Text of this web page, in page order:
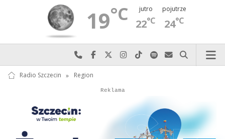
19°C jutro
22°C
pojutrze
24°C
Najlepiej po prostu do nas zadzwoń
Odwiedź nas na Facebook-u
Odwiedź nas na X
Odwiedź nas na Instagram-ie
Odwiedź nas na TikTok-u
Szukaj nas na Spotify
Wyślij do nas
Szukaj
Radio Szczecin » Region
Autopromocja
Reklama
Autopromocja